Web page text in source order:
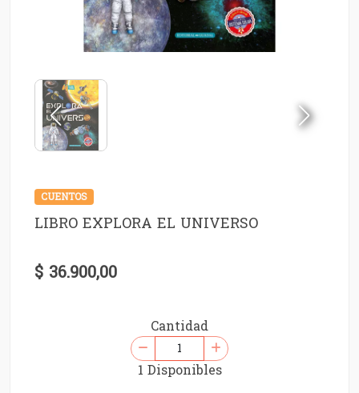
CUENTOS
LIBRO EXPLORA EL UNIVERSO
$ 36.900,00
Cantidad
1 Disponibles